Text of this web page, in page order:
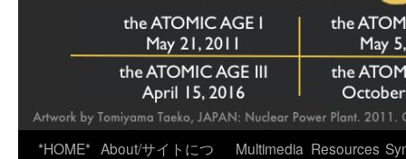
*HOME* About/サイトにつ
Multimedia Resources